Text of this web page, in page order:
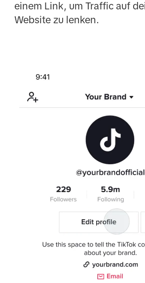
einem Link, um Traffic auf
Website zu lenken.